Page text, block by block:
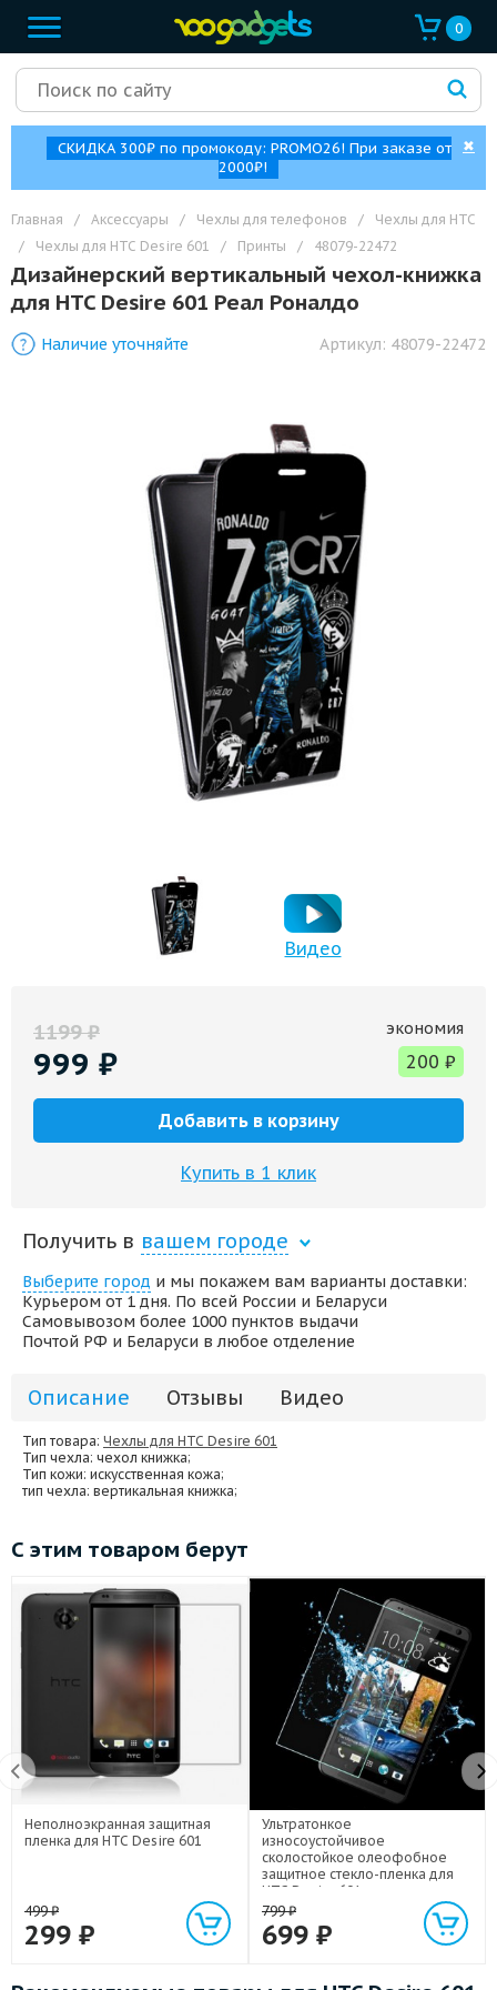
0
СКИДКА 300₽ по промокоду: PROMO26! При заказе от
2000₽!
✖
Главная / Аксессуары / Чехлы для телефонов /
Чехлы для HTC
/
Чехлы для HTC Desire 601 / Принты / 48079-22472
Дизайнерский вертикальный чехол-книжка
для HTC Desire 601 Реал Роналдо
Видео
Наличие уточняйте Артикул: 48079-22472
1199₽
999 ₽
экономия
200 ₽
Добавить в корзину
Купить в 1 клик
Получить в вашем городе
Выберите город и мы покажем вам варианты доставки:
Курьером от 1 дня. По всей России и Беларуси
Самовывозом более 1000 пунктов выдачи
Почтой РФ и Беларуси в любое отделение
Описание Отзывы Видео
Тип товара: Чехлы для HTC Desire 601
Тип чехла: чехол книжка;
Тип кожи: искусственная кожа;
тип чехла: вертикальная книжка;
С этим товаром берут
Неполноэкранная защитная
пленка для HTC Desire 601
499₽
299 ₽
Ультратонкое
износоустойчивое
сколостойкое олеофобное
защитное стекло-пленка для
HTC Desire 601
799₽
699 ₽